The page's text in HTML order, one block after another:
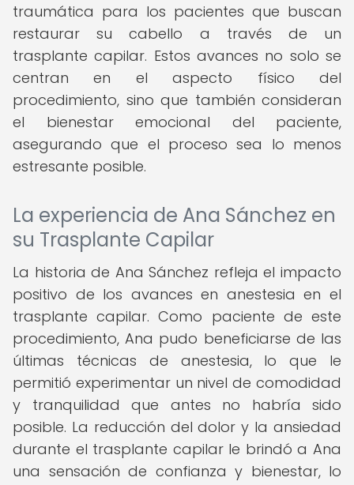
traumática para los pacientes que buscan
restaurar su cabello a través de un
trasplante capilar. Estos avances no solo se
centran en el aspecto físico del
procedimiento, sino que también consideran
el bienestar emocional del paciente,
asegurando que el proceso sea lo menos
estresante posible.
La experiencia de Ana Sánchez en
su Trasplante Capilar
La historia de Ana Sánchez refleja el impacto
positivo de los avances en anestesia en el
trasplante capilar. Como paciente de este
procedimiento, Ana pudo beneficiarse de las
últimas técnicas de anestesia, lo que le
permitió experimentar un nivel de comodidad
y tranquilidad que antes no habría sido
posible. La reducción del dolor y la ansiedad
durante el trasplante capilar le brindó a Ana
una sensación de confianza y bienestar, lo